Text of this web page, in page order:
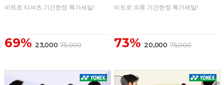
비트로 티셔츠 기간한정 특가세일!
69% 23,000 75,000
비트로 의류 기간한정 특가세일!
73% 20,000 75,000